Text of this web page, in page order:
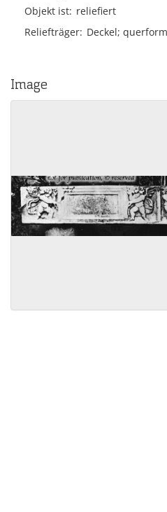
Objekt ist reliefiert
Reliefträger Deckel;
Image